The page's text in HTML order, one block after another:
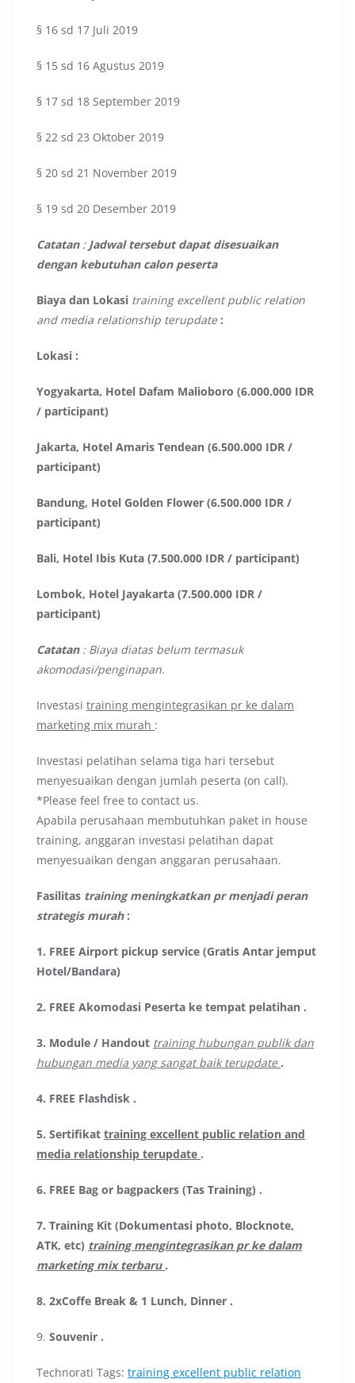
§ 16 sd 17 Juli 2019
§ 15 sd 16 Agustus 2019
§ 17 sd 18 September 2019
§ 22 sd 23 Oktober 2019
§ 20 sd 21 November 2019
§ 19 sd 20 Desember 2019
Catatan : Jadwal tersebut dapat disesuaikan
dengan kebutuhan calon peserta
Biaya dan Lokasi training excellent public relation
and media relationship terupdate :
Lokasi :
Yogyakarta, Hotel Dafam Malioboro (6.000.000 IDR
/ participant)
Jakarta, Hotel Amaris Tendean (6.500.000 IDR /
participant)
Bandung, Hotel Golden Flower (6.500.000 IDR /
participant)
Bali, Hotel Ibis Kuta (7.500.000 IDR / participant)
Lombok, Hotel Jayakarta (7.500.000 IDR /
participant)
Catatan : Biaya diatas belum termasuk
akomodasi/penginapan.
Investasi training mengintegrasikan pr ke dalam
marketing mix murah :
Investasi pelatihan selama tiga hari tersebut
menyesuaikan dengan jumlah peserta (on call).
*Please feel free to contact us.
Apabila perusahaan membutuhkan paket in house
training, anggaran investasi pelatihan dapat
menyesuaikan dengan anggaran perusahaan.
Fasilitas training meningkatkan pr menjadi peran
strategis murah :
1. FREE Airport pickup service (Gratis Antar jemput
Hotel/Bandara)
2. FREE Akomodasi Peserta ke tempat pelatihan .
3. Module / Handout training hubungan publik dan
hubungan media yang sangat baik terupdate .
4. FREE Flashdisk .
5. Sertifikat training excellent public relation and
media relationship terupdate .
6. FREE Bag or bagpackers (Tas Training) .
7. Training Kit (Dokumentasi photo, Blocknote,
ATK, etc) training mengintegrasikan pr ke dalam
marketing mix terbaru .
8. 2xCoffe Break & 1 Lunch, Dinner .
9. Souvenir .
Technorati Tags: training excellent public relation